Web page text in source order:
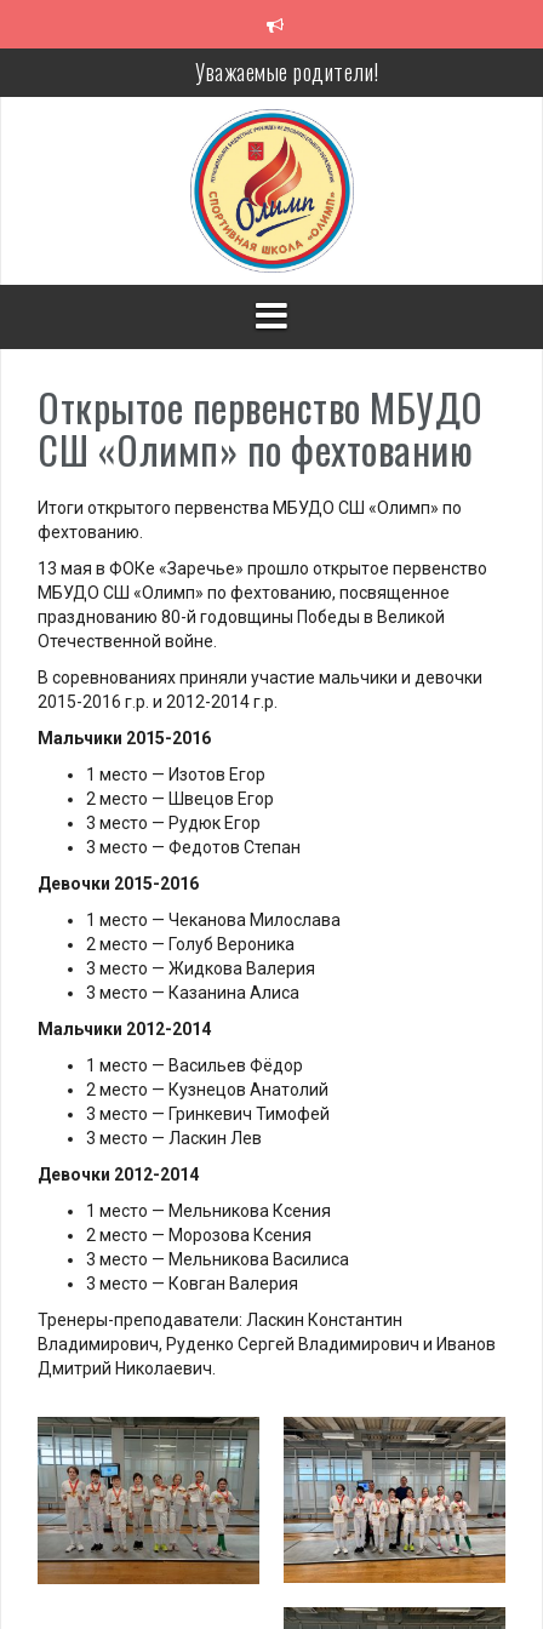
Уважаемые родители!
Алкоголь — путь в никуда
Решение спора без суда
Проголосуй за объекты благоустройства!
Открытое первенство МБУДО
СШ «Олимп» по фехтованию
Итоги открытого первенства МБУДО СШ «Олимп» по
фехтованию.
13 мая в ФОКе «Заречье» прошло открытое первенство
МБУДО СШ «Олимп» по фехтованию, посвященное
празднованию 80-й годовщины Победы в Великой
Отечественной войне.
В соревнованиях приняли участие мальчики и девочки
2015-2016 г.р. и 2012-2014 г.р.
Мальчики 2015-2016
1 место — Изотов Егор
2 место — Швецов Егор
3 место — Рудюк Егор
3 место — Федотов Степан
Девочки 2015-2016
1 место — Чеканова Милослава
2 место — Голуб Вероника
3 место — Жидкова Валерия
3 место — Казанина Алиса
Мальчики 2012-2014
1 место — Васильев Фёдор
2 место — Кузнецов Анатолий
3 место — Гринкевич Тимофей
3 место — Ласкин Лев
Девочки 2012-2014
1 место — Мельникова Ксения
2 место — Морозова Ксения
3 место — Мельникова Василиса
3 место — Ковган Валерия
Тренеры-преподаватели: Ласкин Константин
Владимирович, Руденко Сергей Владимирович и Иванов
Дмитрий Николаевич.